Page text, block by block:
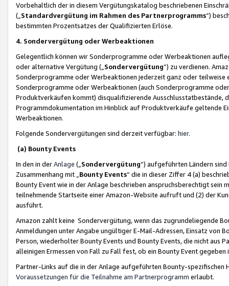
Vorbehaltlich der in diesem Vergütungskatalog beschriebenen
(„ Standardvergütung im Rahmen des Partnerprogramms“)
bestimmten Prozentsatzes der Qualifizierten Erlöse.
4. Sondervergütung oder Werbeaktionen
Gelegentlich können wir Sonderprogramme oder Werbeaktionen
oder alternative Vergütung („ Sondervergütung”) zu verdienen.
Sonderprogramme oder Werbeaktionen jederzeit ganz oder
Sonderprogramme oder Werbeaktionen (auch Sonderprogramme
Produktverkäufen kommt) disqualifizierende Ausschlusstatbestände,
Programmdokumentation im Hinblick auf Produktverkäufe geltende
Werbeaktionen.
Folgende Sondervergütungen sind derzeit verfügbar: hier.
(a) Bounty Events
In den in derAnlage („ Sondervergütung“) aufgeführten Ländern
Zusammenhang mit „ Bounty Events“ die in dieser Ziffer 4 (a)
Bounty Event wie in der Anlage beschrieben anspruchsberechtigt sein
teilnehmende Startseite einer Amazon-Website aufruft und (2) der
ausführt.
Amazon zahlt keine Sondervergütung, wenn das zugrundeliegende
Anmeldungen unter Angabe ungültiger E-Mail-Adressen, Einsatz von
Person, wiederholter Bounty Events und Bounty Events, die nicht
alleinigen Ermessen von Fall zu Fall fest, ob ein Bounty Event
Partner-Links auf die in der Anlage aufgeführten Bounty-spezifischen
Voraussetzungen für die Teilnahme am Partnerprogramm erlaubt.